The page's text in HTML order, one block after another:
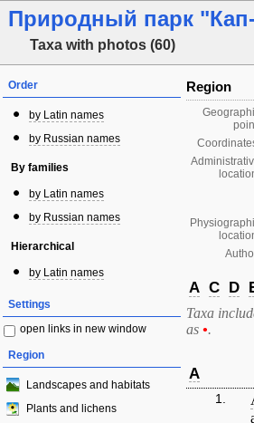
Природный парк
Taxa with photos (60)
Order
by Latin names
by Russian names
By families
by Latin names
by Russian names
Hierarchical
by Latin names
Settings
open links in new window
Region
Landscapes and habitats
Plants and lichens
Region
A C D
Taxa
as •.
A
1.